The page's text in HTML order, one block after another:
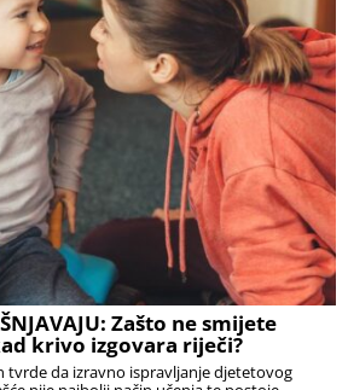
Zašto ne smijete
krivo izgovara riječi?
tvrde da izravno ispravljanje djetetovog